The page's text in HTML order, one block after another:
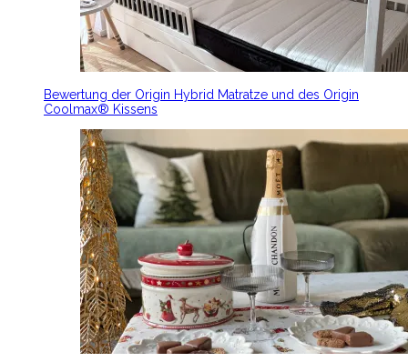
Bewertung der Origin Hybrid Matratze und des Origin
Coolmax® Kissens